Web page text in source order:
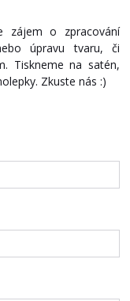
zájem o zpracování
úpravu tvaru, či
Tiskneme na satén,
Zkuste nás :)